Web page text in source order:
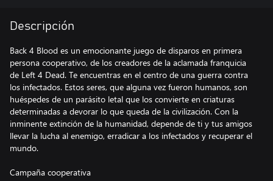
Descripción
Back 4 Blood es un emocionante juego de disparos en primera
persona cooperativo, de los creadores de la aclamada franquicia
de Left 4 Dead. Te encuentras en el centro de una guerra contra
los infectados. Estos seres, que alguna vez fueron humanos, son
huéspedes de un parásito letal que los convierte en criaturas
determinadas a devorar lo que queda de la civilización. Con la
inminente extinción de la humanidad, depende de ti y tus amigos
llevar la lucha al enemigo, erradicar a los infectados y recuperar el
mundo.
Campaña cooperativa